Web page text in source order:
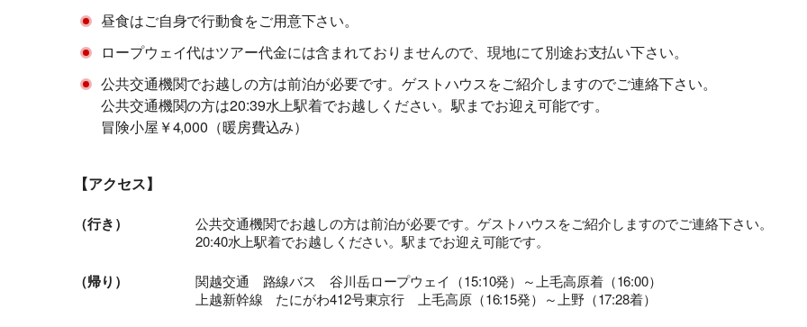
昼食はご自身で行動食をご用意下さい。
ロープウェイ代はツアー代金には含まれておりませんので、現地にて別途お支払い下さい。
公共交通機関でお越しの方は前泊が必要です。ゲストハウスをご紹介しますのでご連絡下さい。
公共交通機関の方は20:39水上駅着でお越しください。駅までお迎え可能です。
冒険小屋￥4,000（暖房費込み）
【アクセス】
（行き）
公共交通機関でお越しの方は前泊が必要です。ゲストハウスをご紹介しますのでご連絡下さい。
20:40水上駅着でお越しください。駅までお迎え可能です。
（帰り）
関越交通 路線バス 谷川岳ロープウェイ（15:10発）～上毛高原着（16:00）
上越新幹線 たにがわ412号東京行 上毛高原（16:15発）～上野（17:28着）
2日前まで 講習費の30% 講習費の30%
前日 講習費の40% 講習費の40%
総合旅行業務取扱管理者とは、お客様の旅行を取扱う営業所での取引
に関する責任者です。この旅行契約に際し担当者からの説明に不明な
点があれば、ご遠慮なく下記に示す旅行業務取扱管理者にお尋ねくだ
さい。 総合旅行業務取扱管理者 近藤謙司